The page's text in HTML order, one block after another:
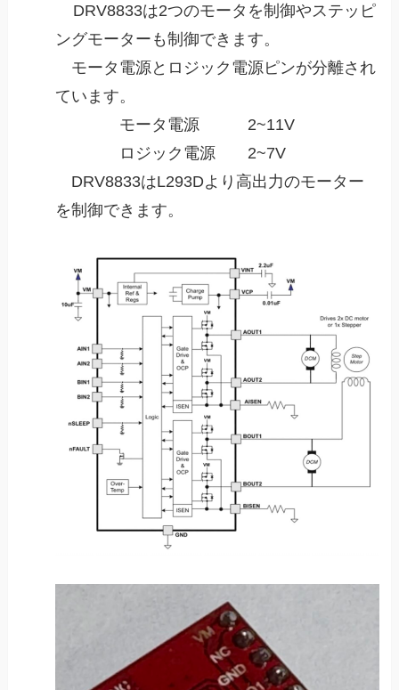
DRV8833は2つのモータを制御やステッピ
ングモーターも制御できます。
モータ電源とロジック電源ピンが分離され
ています。
モータ電源 2~11V
ロジック電源 2~7V
DRV8833はL293Dより高出力のモーター
を制御できます。